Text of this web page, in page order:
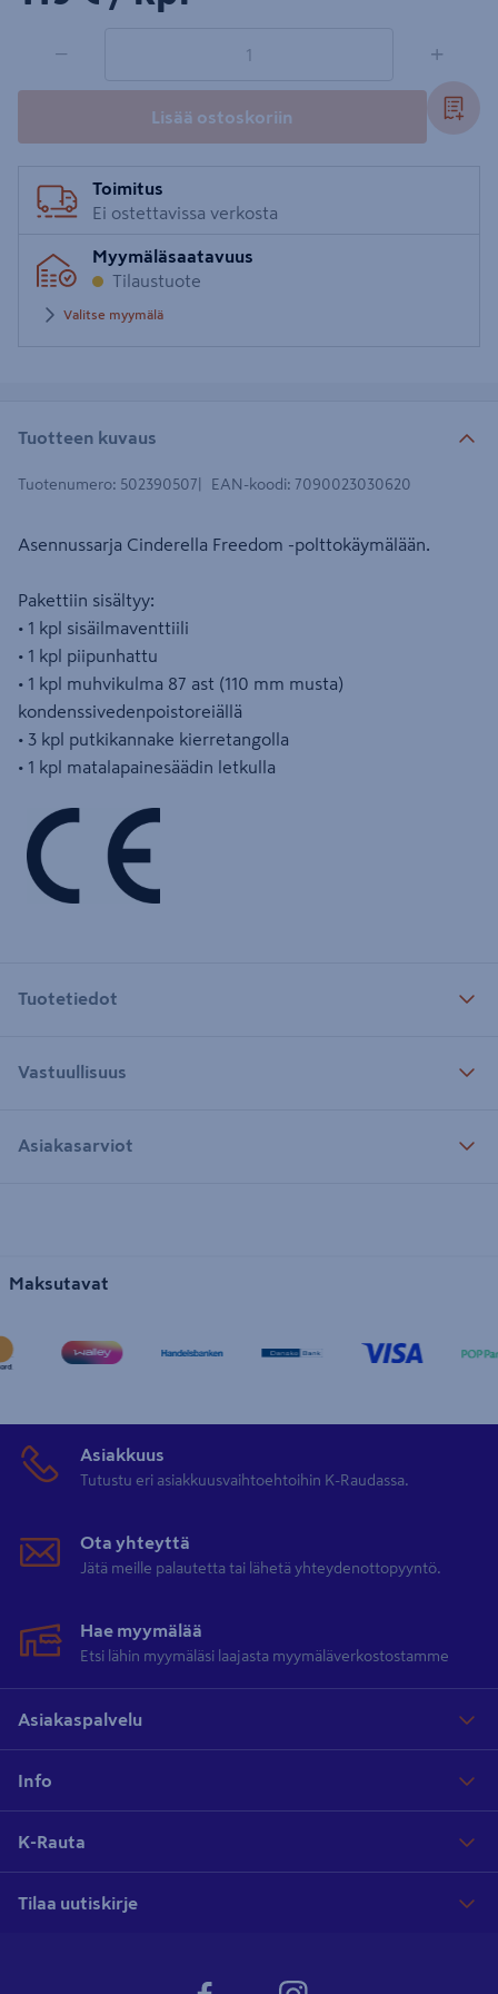
− +
Lisää ostoskoriin
Toimitus
Ei ostettavissa verkosta
Myymäläsaatavuus
Tilaustuote
Valitse myymälä
Tuotteen kuvaus
Tuotenumero: 502390507 EAN-koodi: 7090023030620
Asennussarja Cinderella Freedom -polttokäymälään.
Pakettiin sisältyy:
• 1 kpl sisäilmaventtiili
• 1 kpl piipunhattu
• 1 kpl muhvikulma 87 ast (110 mm musta)
kondenssivedenpoistoreiällä
• 3 kpl putkikannake kierretangolla
• 1 kpl matalapainesäädin letkulla
Tuotetiedot
Vastuullisuus
Asiakasarviot
Maksutavat
Asiakkuus
Tutustu eri asiakkuusvaihtoehtoihin K-Raudassa.
Ota yhteyttä
Jätä meille palautetta tai lähetä yhteydenottopyyntö.
Hae myymälää
Etsi lähin myymäläsi laajasta myymäläverkostostamme
Asiakaspalvelu
Info
K-Rauta
Tilaa uutiskirje